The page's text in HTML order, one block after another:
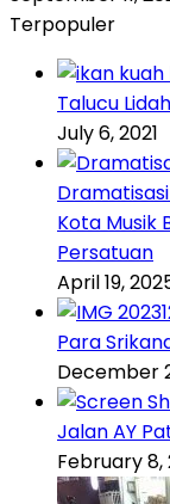
Terpopuler
Talucu
July 6, 2021
Kota Musik
Persatuan
April 19,
Para
December
Jalan AY
February 8,